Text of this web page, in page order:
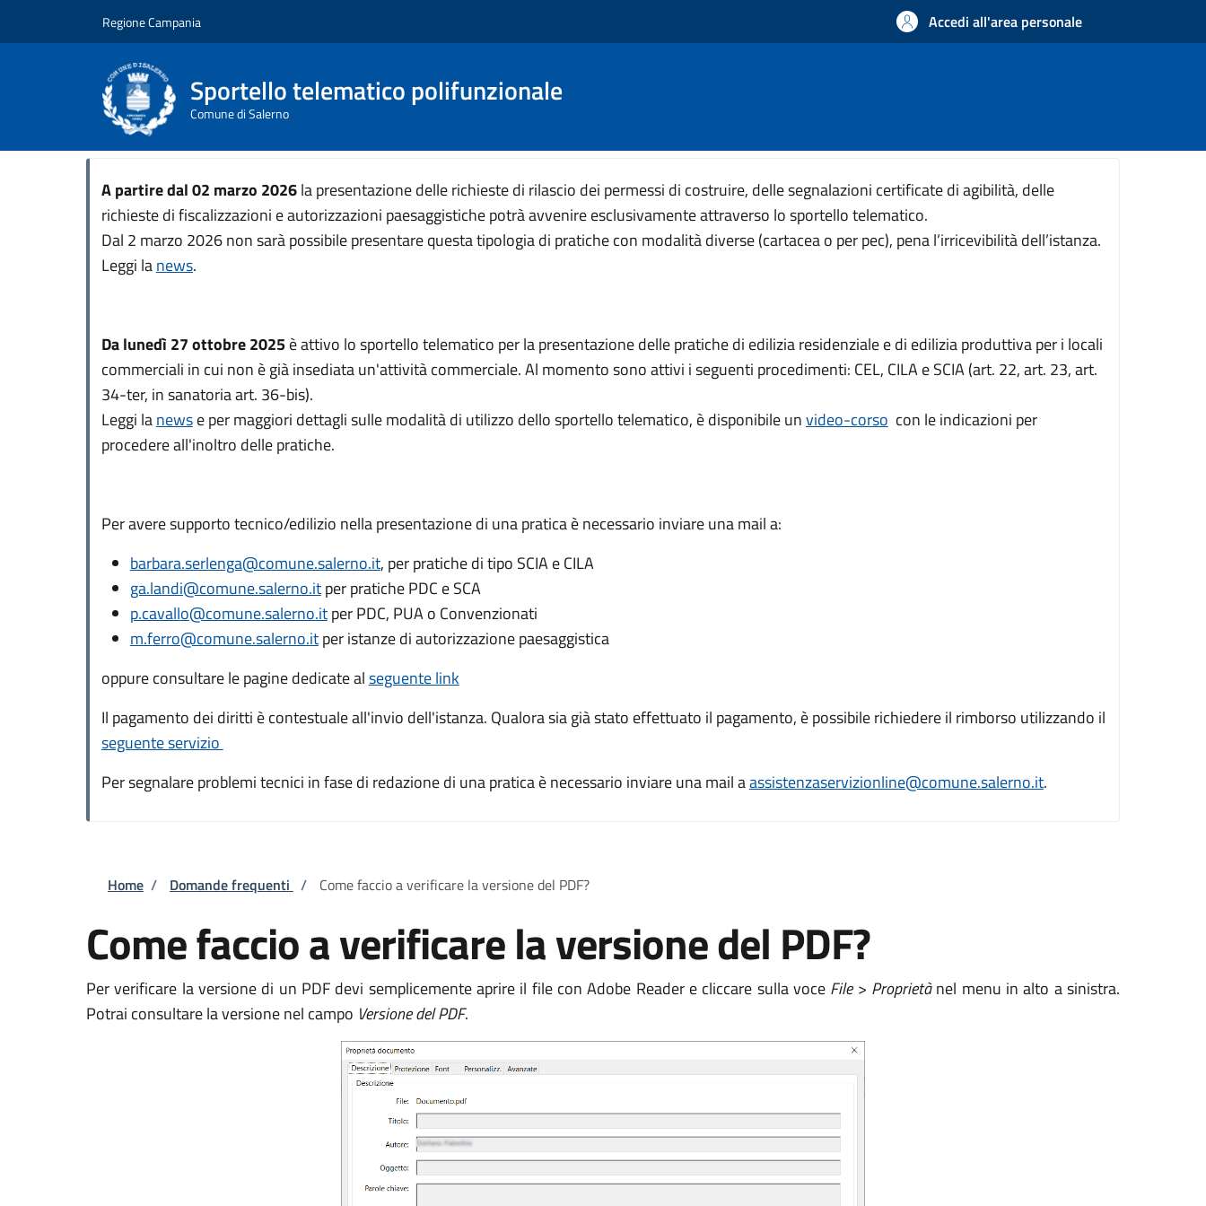
Regione Campania Accedi all'area personale
Sportello telematico polifunzionale
Comune di Salerno
A partire dal 02 marzo 2026la presentazione delle richieste di rilascio dei permessi di costruire, delle segnalazioni certificate di agibilità, delle
richieste di fiscalizzazioni e autorizzazioni paesaggistiche potrà avvenire esclusivamente attraverso lo sportello telematico.
Dal 2 marzo 2026 non sarà possibile presentare questa tipologia di pratiche con modalità diverse (cartacea o per pec), pena l’irricevibilità dell’istanza.
Leggi lanews.
Da lunedì 27 ottobre 2025è attivo lo sportello telematico per la presentazione delle pratiche di edilizia residenziale e di edilizia produttiva per i locali
commerciali in cui non è già insediata un'attività commerciale. Al momento sono attivi i seguenti procedimenti: CEL, CILA e SCIA (art. 22, art. 23, art.
34-ter, in sanatoria art. 36-bis).
Leggi lanewse per maggiori dettagli sulle modalità di utilizzo dello sportello telematico, è disponibile unvideo-corso con le indicazioni per
procedere all'inoltro delle pratiche.
Per avere supporto tecnico/edilizio nella presentazione di una pratica è necessario inviare una mail a:
barbara.serlenga@comune.salerno.it, per pratiche di tipo SCIA e CILA
ga.landi@comune.salerno.itper pratiche PDC e SCA
p.cavallo@comune.salerno.itper PDC, PUA o Convenzionati
m.ferro@comune.salerno.itper istanze di autorizzazione paesaggistica
oppure consultare le pagine dedicate alseguente link
Il pagamento dei diritti è contestuale all'invio dell'istanza. Qualora sia già stato effettuato il pagamento, è possibile richiedere il rimborso utilizzando il
seguente servizio
Per segnalare problemi tecnici in fase di redazione di una pratica è necessario inviare una mail aassistenzaservizionline@comune.salerno.it.
Briciole di pane
Home / Domande frequenti / Come faccio a verificare la versione del PDF?
Come faccio a verificare la versione del PDF?
Per verificare la versione di un PDF devi semplicemente aprire il file con Adobe Reader e cliccare sulla voce File> Proprietànel menu in alto a sinistra.
Potrai consultare la versione nel campo Versione del PDF.